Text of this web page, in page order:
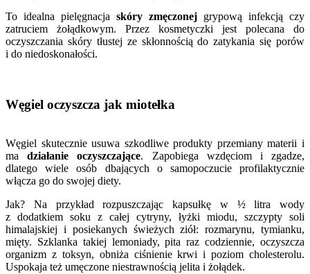
To idealna pielęgnacja skóry zmęczonej grypową infekcją czy
zatruciem żołądkowym. Przez kosmetyczki jest polecana do
oczyszczania skóry tłustej ze skłonnością do zatykania się porów
i do niedoskonałości.
Węgiel oczyszcza jak miotełka
Węgiel skutecznie usuwa szkodliwe produkty przemiany materii i
madziałanie oczyszczające. Zapobiega wzdęciom i zgadze,
dlatego wiele osób dbających o samopoczucie profilaktycznie
włącza go do swojej diety.
Jak? Na przykład rozpuszczając kapsułkę w ½ litra wody
z dodatkiem soku z całej cytryny, łyżki miodu, szczypty soli
himalajskiej i posiekanych świeżych ziół: rozmarynu, tymianku,
mięty. Szklanka takiej lemoniady, pita raz codziennie, oczyszcza
organizm z toksyn, obniża ciśnienie krwi i poziom cholesterolu.
Uspokaja też umęczone niestrawnością jelita i żołądek.